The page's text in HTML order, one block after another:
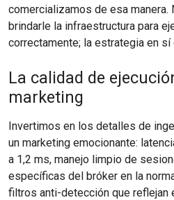
comercializamos de esa manera.
brindarle la infraestructura para
correctamente; la estrategia en sí
La calidad de
marketing
Invertimos en los detalles de
un marketing emocionante:
a 1,2 ms, manejo limpio de
específicas del bróker en la
filtros anti-detección que reflejan